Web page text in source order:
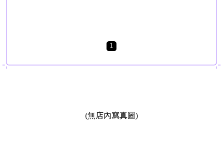
1
(無店內寫真圖)